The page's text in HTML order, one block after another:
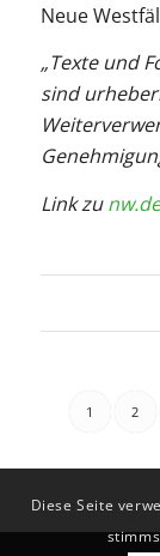
Neue
„Texte und
sind
Link zunw.de
1 2
Diese Seite